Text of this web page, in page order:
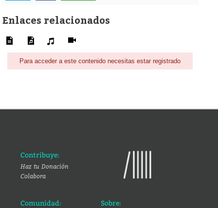
Enlaces relacionados
Para acceder a este contenido necesitas estar registrado
Contribuye:
Haz tu Donación
Colabora
Comunidad: Sobre: